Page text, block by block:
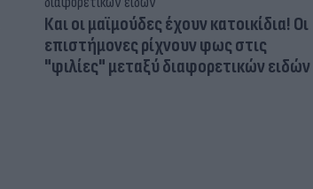
Και οι μαϊμούδες έχουν κατοικίδια! Οι
επιστήμονες ρίχνουν φως στις
"φιλίες" μεταξύ διαφορετικών ειδών